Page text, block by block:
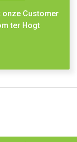
onze Customer
ter Hogt